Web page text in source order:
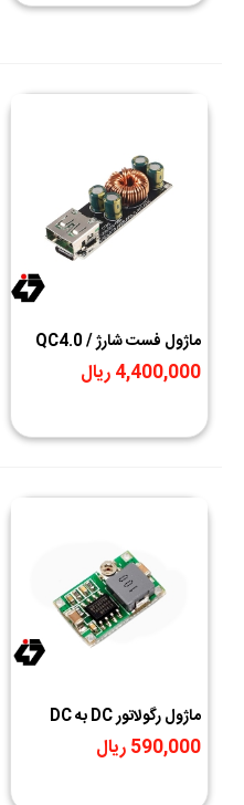
ماژول فست شارژ QC4.0 /
QC3.0 با آی سی های4,400,000 ریال
ماژول رگولاتور DC به DC
کاهنده 2 آمپر MINI-360
590,000 ریال